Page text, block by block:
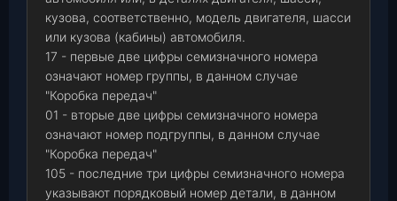
кузова, соответственно, модель двигателя, шасси
или кузова (кабины) автомобиля.
17 - первые две цифры семизначного номера
означают номер группы, в данном случае
"Коробка передач"
01 - вторые две цифры семизначного номера
означают номер подгруппы, в данном случае
"Коробка передач"
105 - последние три цифры семизначного номера
указывают порядковый номер детали, в данном